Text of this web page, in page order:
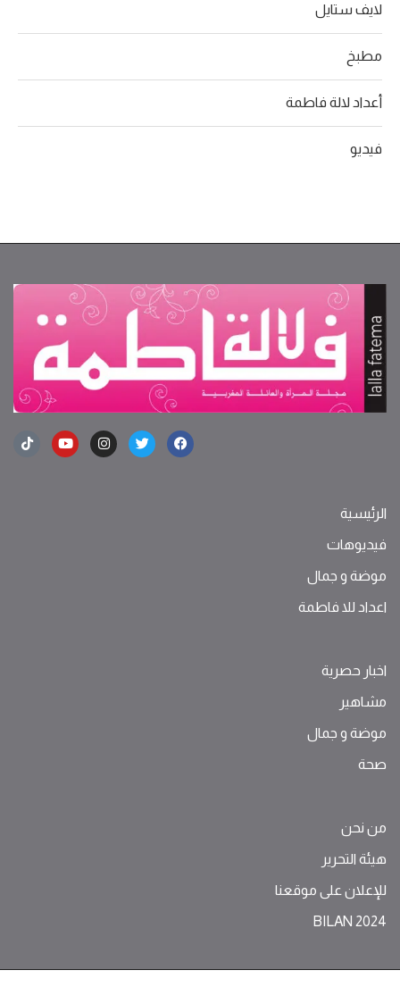
لايف ستايل
مطبخ
أعداد لالة فاطمة
فيديو
الرئيسية
فيديوهات
موضة ‫و‬ ‫‬‫جمال‬
اعداد للا فاطمة
اخبار حصرية
مشاهير
موضة ‫و‬ ‫‬‫جمال‬
صحة
من نحن
هيئة التحرير
للإعلان على موقعنا
BILAN 2024